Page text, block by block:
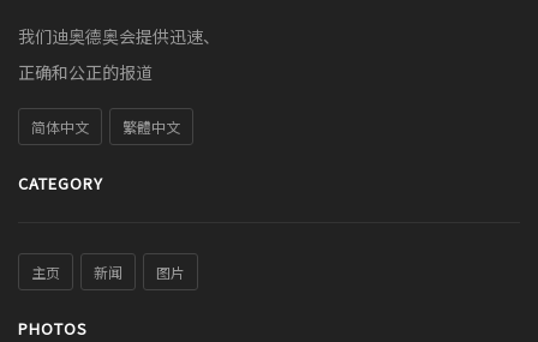
我们迪奥德奥会提供迅速、
正确和公正的报道
简体中文 繁體中文
CATEGORY
主页 新闻 图片
PHOTOS